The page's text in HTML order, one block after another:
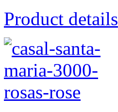
Product details